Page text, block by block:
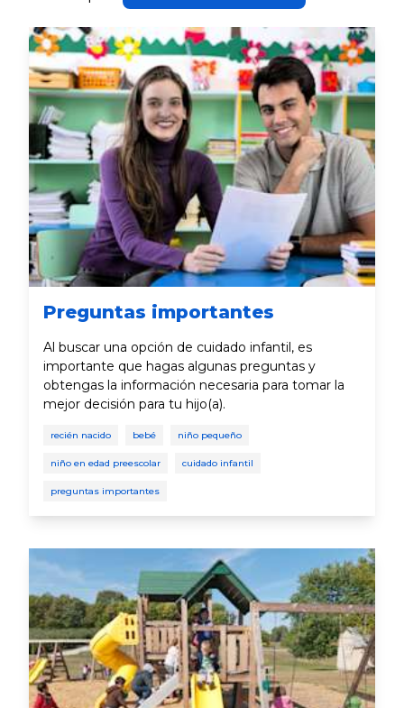
Preguntas importantes
Al buscar una opción de cuidado infantil, es
importante que hagas algunas preguntas y
obtengas la información necesaria para tomar la
mejor decisión para tu hijo(a).
recién nacido bebé niño pequeño
niño en edad preescolar cuidado infantil
preguntas importantes